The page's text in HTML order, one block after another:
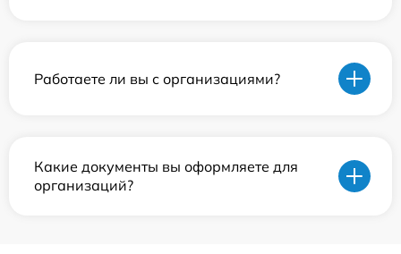
Работаете ли вы с организациями?
Какие документы вы оформляете для
организаций?